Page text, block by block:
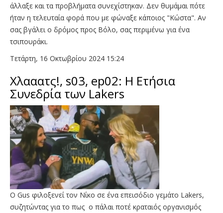
άλλαξε και τα προβλήματα συνεχίστηκαν. Δεν θυμάμαι πότε
ήταν η τελευταία φορά που με φώναξε κάποιος "Κώστα". Αν
σας βγάλει ο δρόμος προς Βόλο, σας περιμένω για ένα
τσιπουράκι.
Τετάρτη, 16 Οκτωβρίου 2024 15:24
Χλααατς!, s03, ep02: Η Ετήσια
Συνεδρία των Lakers
O Gus φιλοξενεί τον Νίκο σε ένα επεισόδιο γεμάτο Lakers,
συζητώντας για το πως ο πάλαι ποτέ κραταιός οργανισμός